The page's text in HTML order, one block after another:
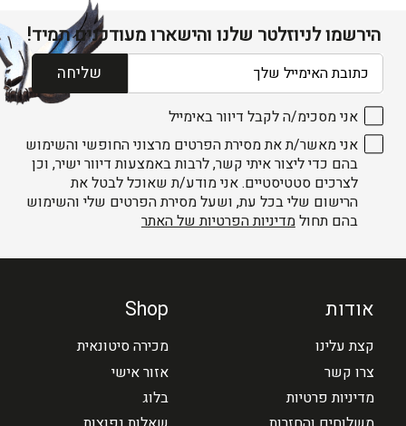
הירשמו לניוזלטר שלנו והישארו מעודכנים תמיד!
דוא׳׳ל
שליחה
אני מסכימ/ה לקבל דיוור באימייל
אני מאשר/ת את מסירת הפרטים מרצוני החופשי והשימוש
בהם כדי ליצור איתי קשר, לרבות באמצעות דיוור ישיר, וכן
לצרכים סטטיסטיים. אני מודע/ת שאוכל לבטל את
הרישום שלי בכל עת, ושעל מסירת הפרטים שלי והשימוש
בהם תחולמדיניות הפרטיות של האתר
אודות
קצת עלינו
צרו קשר
מדיניות פרטיות
Shop
מכירה סיטונאית
אזור אישי
בלוג